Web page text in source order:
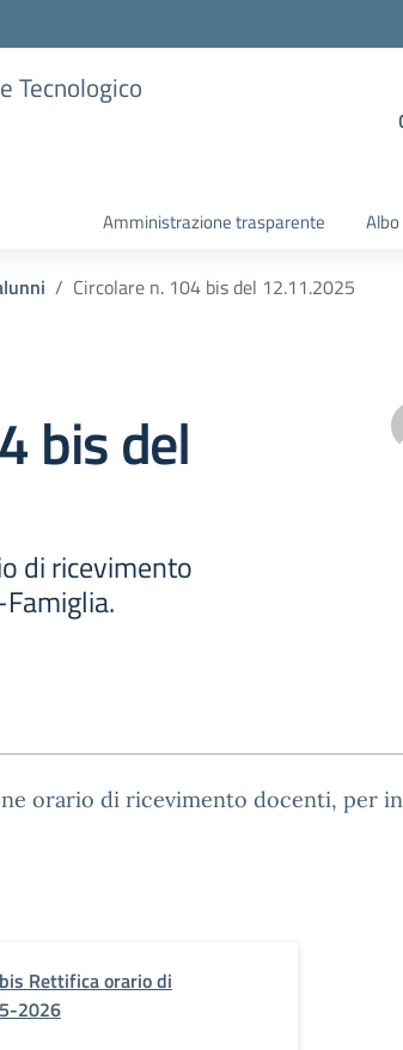
Tecnologico
Amministrazione trasparente
Circolare n. 104 bis del 12.11.2025
bis del
di ricevimento
orario di ricevimento docenti, per
Rettifica orario di
2026